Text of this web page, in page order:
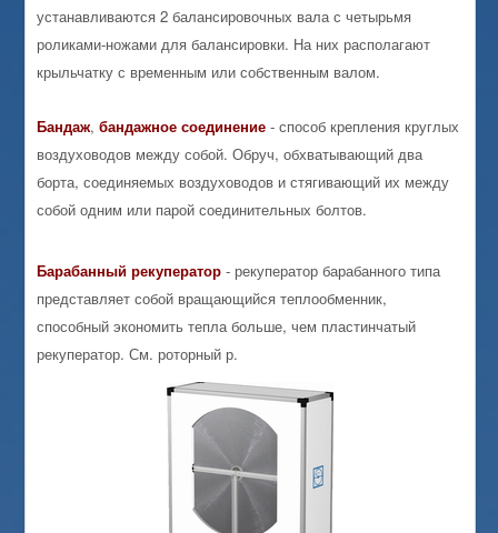
устанавливаются 2 балансировочных вала с четырьмя
роликами-ножами для балансировки. На них располагают
крыльчатку с временным или собственным валом.
Бандаж,бандажное соединение - способ крепления круглых
воздуховодов между собой. Обруч, обхватывающий два
борта, соединяемых воздуховодов и стягивающий их между
собой одним или парой соединительных болтов.
Барабанный рекуператор - рекуператор барабанного типа
представляет собой вращающийся теплообменник,
способный экономить тепла больше, чем пластинчатый
рекуператор. См. роторный р.